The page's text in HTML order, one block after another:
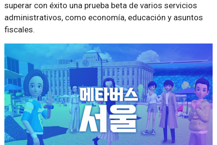
superar con éxito una prueba beta de varios servicios
administrativos, como economía, educación y asuntos
fiscales.